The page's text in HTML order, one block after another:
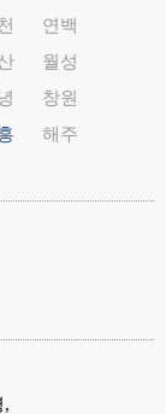
연백
월성
창원
해주
,